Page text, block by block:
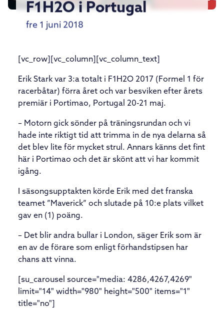
F1H2O i Portugal
fre 1 juni 2018
[vc_row][vc_column][vc_column_text]
Erik Stark var 3:a totalt i F1H2O 2017 (Formel 1 för
racerbåtar) förra året och var besviken efter årets
premiär i Portimao, Portugal 20-21 maj.
– Motorn gick sönder på träningsrundan och vi
hade inte riktigt tid att trimma in de nya delarna så
det blev lite för mycket strul. Annars känns det fint
här i Portimao och det är skönt att vi har kommit
igång.
I säsongsupptakten körde Erik med det franska
teamet ”Maverick” och slutade på 10:e plats vilket
gav en (1) poäng.
– Det blir andra bullar i London, säger Erik som är
en av de förare som enligt förhandstipsen har
chans att vinna.
[su_carousel source="media: 4286,4267,4269"
limit="14" width="980" height="500" items="1"
title="no"]